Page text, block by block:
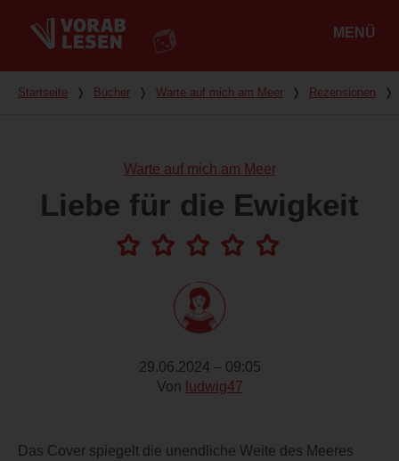
MENÜ
Du bist hier
Startseite ❭ Bücher ❭ Warte auf mich am Meer ❭ Rezensionen ❭
Warte auf mich am Meer
Liebe für die Ewigkeit
29.06.2024 – 09:05
Von ludwig47
Das Cover spiegelt die unendliche Weite des Meeres